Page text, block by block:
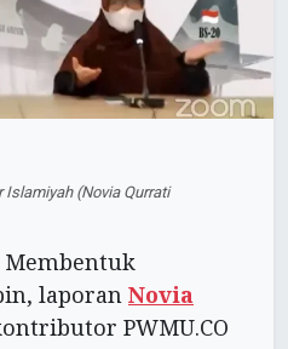
(Novia Qurrati
Membentuk
laporan Novia
PWMU.CO